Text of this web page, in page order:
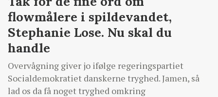
flowmålere i spildevandet,
Stephanie Lose. Nu skal du
handle
Overvågning giver jo ifølge regeringspartiet
Socialdemokratiet danskerne tryghed. Jamen, så
lad os da få noget tryghed omkring